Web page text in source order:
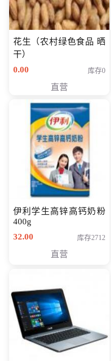
花生（农村绿色食品 晒
干）
0.00
库存0
直营
伊利学生高锌高钙奶粉
400g
32.00
库存2712
直营